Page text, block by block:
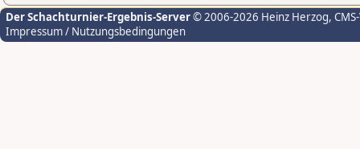
Der Schachturnier-Ergebnis-Server© 2006-2026 Heinz Herzog,
Impressum / Nutzungsbedingungen